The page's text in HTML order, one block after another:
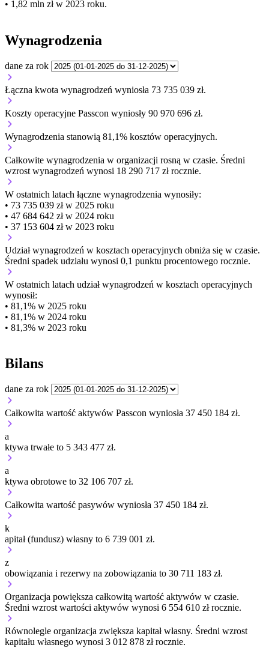
• 1,82 mln zł w 2023 roku.
Wynagrodzenia
dane za rok
Łączna kwota wynagrodzeń wyniosła 73 735 039 zł.
Koszty operacyjne Passcon wyniosły 90 970 696 zł.
Wynagrodzenia stanowią 81,1% kosztów operacyjnych.
Całkowite wynagrodzenia w organizacji rosną w czasie. Średni
wzrost wynagrodzeń wynosi 18 290 717 zł rocznie.
W ostatnich latach łączne wynagrodzenia wynosiły:
• 73 735 039 zł w 2025 roku
• 47 684 642 zł w 2024 roku
• 37 153 604 zł w 2023 roku
Udział wynagrodzeń w kosztach operacyjnych obniża się w czasie.
Średni spadek udziału wynosi 0,1 punktu procentowego rocznie.
W ostatnich latach udział wynagrodzeń w kosztach operacyjnych
wynosił:
• 81,1% w 2025 roku
• 81,1% w 2024 roku
• 81,3% w 2023 roku
Bilans
dane za rok
Całkowita wartość aktywów Passcon wyniosła 37 450 184 zł.
a
ktywa trwałe to 5 343 477 zł.
a
ktywa obrotowe to 32 106 707 zł.
Całkowita wartość pasywów wyniosła 37 450 184 zł.
k
apitał (fundusz) własny to 6 739 001 zł.
z
obowiązania i rezerwy na zobowiązania to 30 711 183 zł.
Organizacja powiększa całkowitą wartość aktywów w czasie.
Średni wzrost wartości aktywów wynosi 6 554 610 zł rocznie.
Równolegle organizacja zwiększa kapitał własny. Średni wzrost
kapitału własnego wynosi 3 012 878 zł rocznie.